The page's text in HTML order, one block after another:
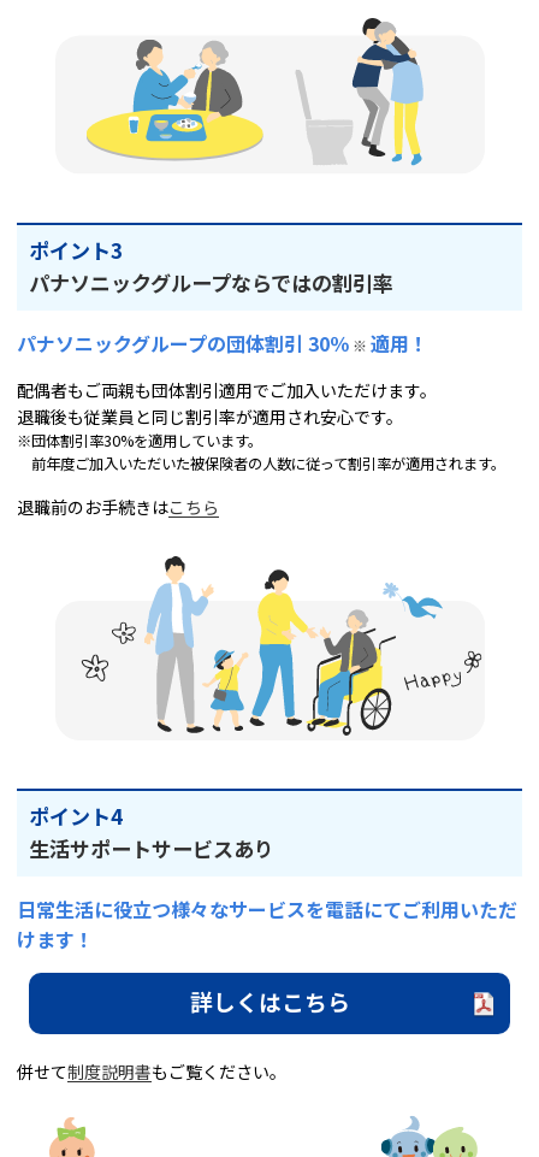
ポイント3
パナソニックグループならではの割引率
パナソニックグループの団体割引 30％ ※ 適用！
配偶者もご両親も団体割引適用でご加入いただけます。
退職後も従業員と同じ割引率が適用され安心です。
※団体割引率30%を適用しています。
前年度ご加入いただいた被保険者の人数に従って割引率が適用されます。
退職前のお手続きはこちら
ポイント4
生活サポートサービスあり
日常生活に役立つ様々なサービスを電話にてご利用いただ
けます！
詳しくはこちら
併せて制度説明書もご覧ください。